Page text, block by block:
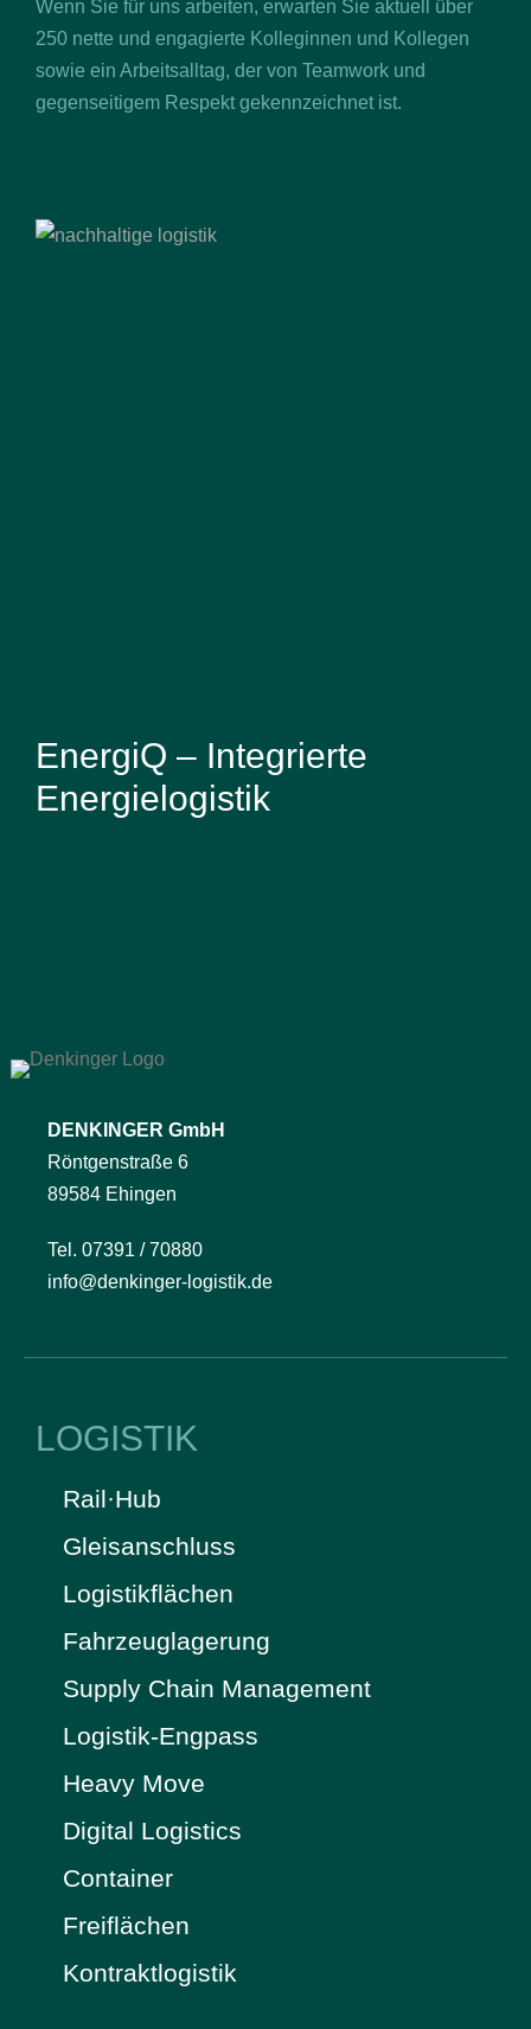
Wenn Sie für uns arbeiten, erwarten Sie aktuell über
250 nette und engagierte Kolleginnen und Kollegen
sowie ein Arbeitsalltag, der von Teamwork und
gegenseitigem Respekt gekennzeichnet ist.
EnergiQ – Integrierte
Energielogistik
DENKINGER GmbH
Röntgenstraße 6
89584 Ehingen
Tel. 07391 / 70880
info@denkinger-logistik.de
LOGISTIK
Rail·Hub
Gleisanschluss
Logistikflächen
Fahrzeuglagerung
Supply Chain Management
Logistik-Engpass
Heavy Move
Digital Logistics
Container
Freiflächen
Kontraktlogistik